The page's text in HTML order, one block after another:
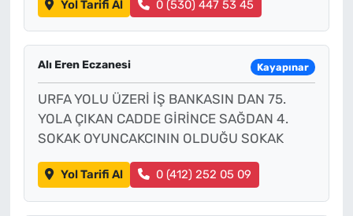
Yol Tarifi Al 0 (530) 447 53 45
Alı Eren Eczanesi Kayapınar
URFA YOLU ÜZERİ İŞ BANKASIN DAN 75.
YOLA ÇIKAN CADDE GİRİNCE SAĞDAN 4.
SOKAK OYUNCAKCININ OLDUĞU SOKAK
Yol Tarifi Al 0 (412) 252 05 09